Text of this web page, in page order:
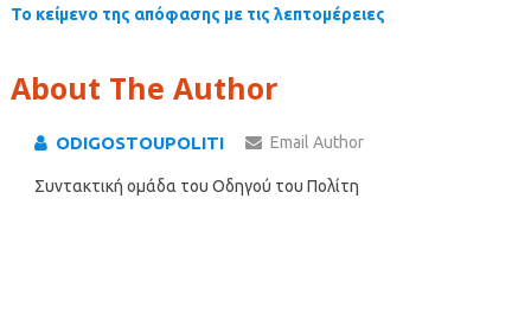
Το κείμενο της απόφασης με τις λεπτομέρειες
About The Author
ODIGOSTOUPOLITI Email Author
Συντακτική ομάδα του Οδηγού του Πολίτη